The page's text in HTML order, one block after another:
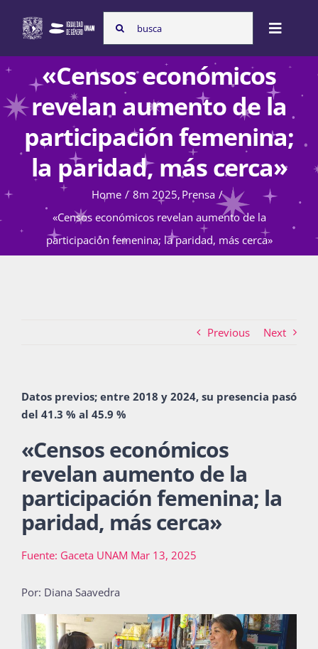
content
Search
for:
Toggle
Inicio
Nosotras
Programas
Atención de la violencia de género
Blog
«Censos económicos
revelan aumento de la
participación femenina;
la paridad, más cerca»
Home 8m 2025 Prensa
«Censos económicos revelan aumento de la
participación femenina; la paridad, más cerca»
Previous Next
Datos previos; entre 2018 y 2024, su presencia pasó
del 41.3 % al 45.9 %
«Censos económicos
revelan aumento de la
participación femenina; la
paridad, más cerca»
Fuente: Gaceta UNAM Mar 13, 2025
Por: Diana Saavedra